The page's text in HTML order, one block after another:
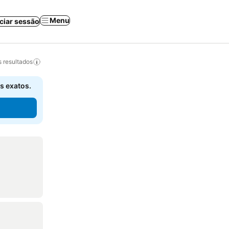
sessão Menu
resultados
exatos.